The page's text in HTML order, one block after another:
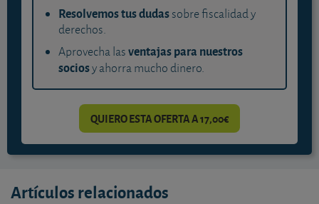
Resolvemos tus dudassobre fiscalidad y
derechos.
Aprovecha lasventajas para nuestros
sociosy ahorra mucho dinero.
QUIERO ESTA OFERTA A 17,00€
Artículos relacionados